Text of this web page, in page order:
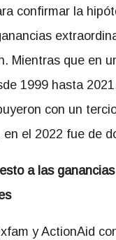
confirmar la
Mientras que en
1999 hasta
con un
en el 2022 fue de
a las
y ActionAid